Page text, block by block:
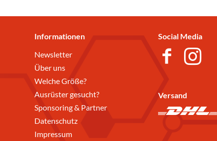
Informationen
Newsletter
Über uns
Welche Größe?
Ausrüster gesucht?
Sponsoring & Partner
Datenschutz
Impressum
Social Media
Versand